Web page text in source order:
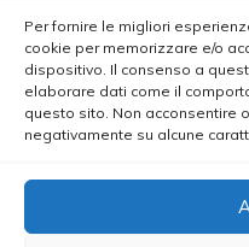
Per fornire le migliori
cookie per memorizzare e/o
dispositivo. Il consenso a
elaborare dati come il
questo sito. Non acconsentire
negativamente su alcune
CONTATTI
SOCIAL